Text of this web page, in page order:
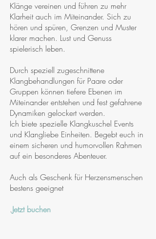
Klänge vereinen und führen zu mehr
Klarheit auch im Miteinander. Sich zu
hören und spüren, Grenzen und Muster
klarer machen. Lust und Genuss
spielerisch leben.
Durch speziell zugeschnittene
Klangbehandlungen für Paare oder
Gruppen können tiefere Ebenen im
Miteinander entstehen und fest gefahrene
Dynamiken gelockert werden.
Ich biete spezielle Klangkuschel Events
und Klangliebe Einheiten. Begebt euch in
einem sicheren und humorvollen Rahmen
auf ein besonderes Abenteuer.
Auch als Geschenk für Herzensmenschen
bestens geeignet
.Jetzt buchen